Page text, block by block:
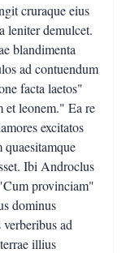
cruraque eius
leniter demulcet.
blandimenta
ad contuendum
facta laetos"
et leonem." Ea re
excitatos
Ibi Androclus
provinciam"
dominus
ad
illius